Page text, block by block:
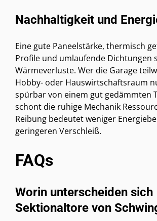
Nachhaltigkeit und
Eine gute Paneelstärke, thermisch
Profile und umlaufende Dichtungen
Wärmeverluste. Wer die Garage
Hobby- oder Hauswirtschaftsraum
spürbar von einem gut gedämmten
schont die ruhige Mechanik
Reibung bedeutet weniger
geringeren Verschleiß.
FAQs
Worin unterscheiden sich
Sektionaltore von